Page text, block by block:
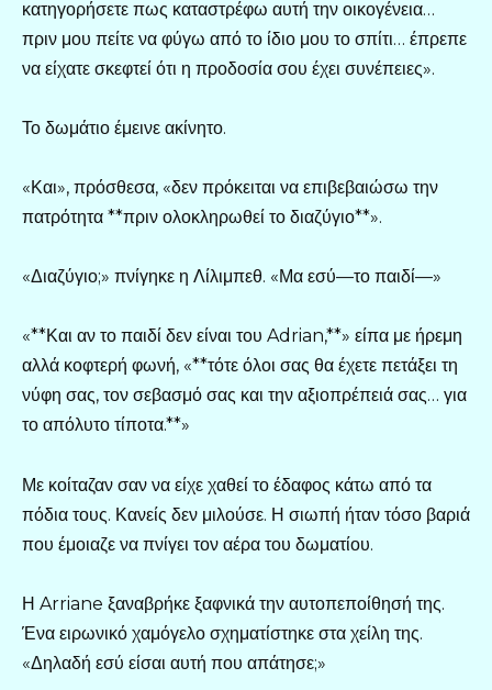
κατηγορήσετε πως καταστρέφω αυτή την οικογένεια…
πριν μου πείτε να φύγω από το ίδιο μου το σπίτι… έπρεπε
να είχατε σκεφτεί ότι η προδοσία σου έχει συνέπειες».
Το δωμάτιο έμεινε ακίνητο.
«Και», πρόσθεσα, «δεν πρόκειται να επιβεβαιώσω την
πατρότητα **πριν ολοκληρωθεί το διαζύγιο**».
«Διαζύγιο;» πνίγηκε η Λίλιμπεθ. «Μα εσύ—το παιδί—»
«**Και αν το παιδί δεν είναι του Adrian,**» είπα με ήρεμη
αλλά κοφτερή φωνή, «**τότε όλοι σας θα έχετε πετάξει τη
νύφη σας, τον σεβασμό σας και την αξιοπρέπειά σας… για
το απόλυτο τίποτα.**»
Με κοίταζαν σαν να είχε χαθεί το έδαφος κάτω από τα
πόδια τους. Κανείς δεν μιλούσε. Η σιωπή ήταν τόσο βαριά
που έμοιαζε να πνίγει τον αέρα του δωματίου.
Η Arriane ξαναβρήκε ξαφνικά την αυτοπεποίθησή της.
Ένα ειρωνικό χαμόγελο σχηματίστηκε στα χείλη της.
«Δηλαδή εσύ είσαι αυτή που απάτησε;»